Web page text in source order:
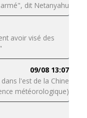
dit Netanyahu
avoir visé des
09/08 13:07
l'est de la Chine
météorologique)